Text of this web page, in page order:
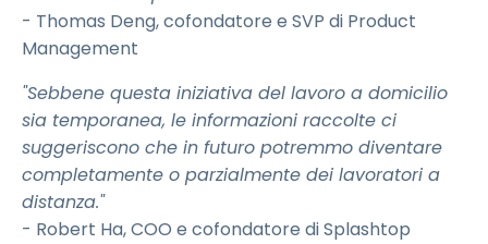
- Thomas Deng, cofondatore e SVP di Product
Management
"Sebbene questa iniziativa del lavoro a domicilio
sia temporanea, le informazioni raccolte ci
suggeriscono che in futuro potremmo diventare
completamente o parzialmente dei lavoratori a
distanza."
- Robert Ha, COO e cofondatore di Splashtop